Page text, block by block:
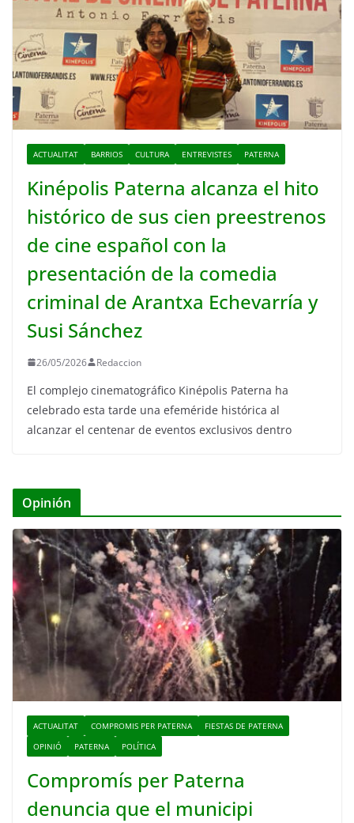
ACTUALITAT BARRIOS CULTURA ENTREVISTES PATERNA
Kinépolis Paterna alcanza el hito
histórico de sus cien preestrenos
de cine español con la
presentación de la comedia
criminal de Arantxa Echevarría y
Susi Sánchez
26/05/2026 Redaccion
El complejo cinematográfico Kinépolis Paterna ha
celebrado esta tarde una efeméride histórica al
alcanzar el centenar de eventos exclusivos dentro
Opinión
ACTUALITAT COMPROMIS PER PATERNA
FIESTAS DE PATERNA
OPINIÓ
PATERNA POLÍTICA
Compromís per Paterna
denuncia que el municipi